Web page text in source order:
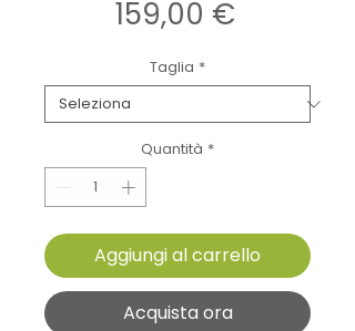
159,00 €Prezzo
Taglia *
Quantità *
Aggiungi al carrello
Acquista ora